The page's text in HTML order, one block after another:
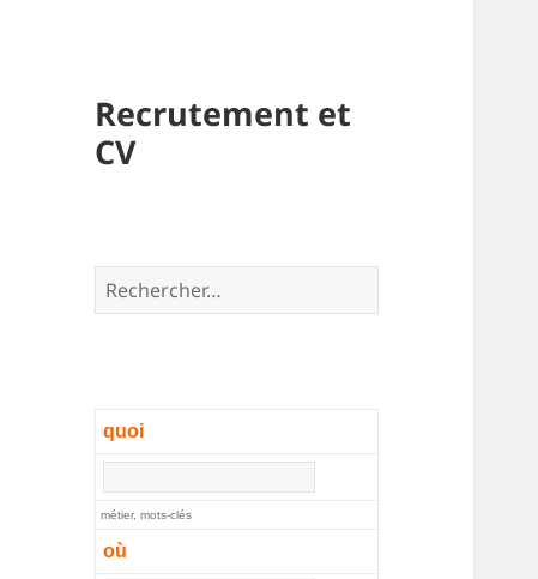
Recrutement et
CV
Rechercher :
quoi
métier, mots-clés
où